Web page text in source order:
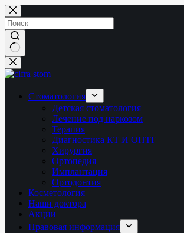
Перейти
к
сути
Ничего
не
Стоматология
Детская стоматология
Лечение под наркозом
Терапия
Диагностика КТ И ОПТГ
Хирургия
Ортопедия
Имплантация
Ортодонтия
Косметология
Наши доктора
Акции
Правовая информация